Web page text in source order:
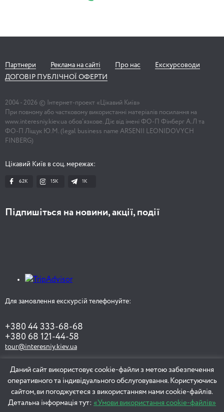
Партнери Реклама на сайті Про нас
Екскурсоводи
ДОГОВІР ПУБЛІЧНОЇ ОФЕРТИ
2004 - 2026 © Інтернет-проект «Цікавий Київ»
При повному або частковому використанні матеріалів посилання на
www.interesniy.kiev.ua обов'язкове. Діє від імені ФО-П Фінберг А.Л та
ФО-П Ліщук Ю.М. (legal business name ARSENII LEONIDOVYCH
FINBERG)
Цікавий Київ в соц. мережах:
62K 15K 1К
Підпишіться на новини, акції, події
Для замовлення екскурсій телефонуйте:
+380 44 333-68-68
+380 68 121-44-58
tour@interesniy.kiev.ua
ЗАМОВИТИ ЕКСКУРСІЮ
Даний сайт використовує cookie-файли з метою забезпечення
оперативного та індивідуального обслуговування. Користуючись
сайтом, ви погоджуєтеся з використанням нами cookie-файлів.
Детальна інформація тут: «Умови використання cookie-файлів»